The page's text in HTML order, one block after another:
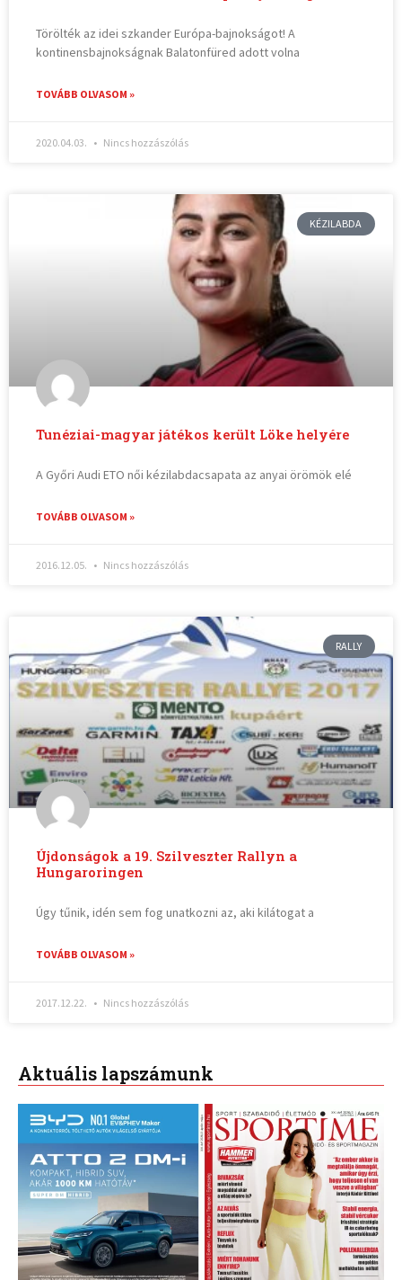
Törölték az idei szkander Európa-bajnokságot! A
kontinensbajnokságnak Balatonfüred adott volna
TOVÁBB OLVASOM »
2020.04.03. Nincs hozzászólás
KÉZILABDA
Tunéziai-magyar játékos került Löke helyére
A Győri Audi ETO női kézilabdacsapata az anyai örömök elé
TOVÁBB OLVASOM »
2016.12.05. Nincs hozzászólás
RALLY
Újdonságok a 19. Szilveszter Rallyn a
Hungaroringen
Úgy tűnik, idén sem fog unatkozni az, aki kilátogat a
TOVÁBB OLVASOM »
2017.12.22. Nincs hozzászólás
Aktuális lapszámunk